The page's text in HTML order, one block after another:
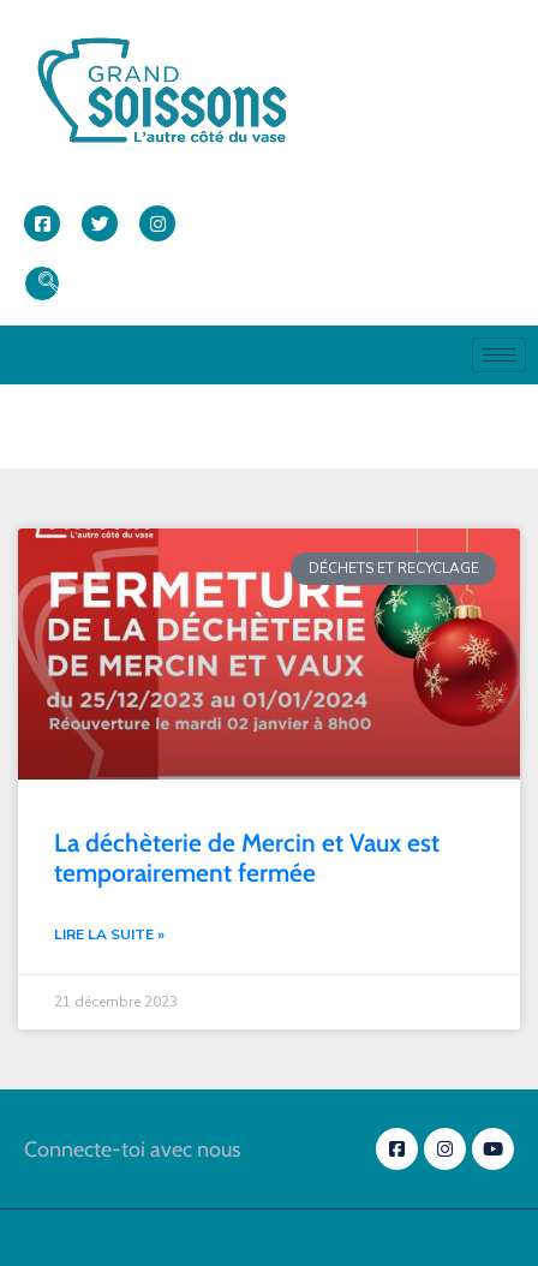
DÉCHETS ET RECYCLAGE
La déchèterie de Mercin et Vaux est
temporairement fermée
LIRE LA SUITE »
21 décembre 2023
Connecte-toi avec nous